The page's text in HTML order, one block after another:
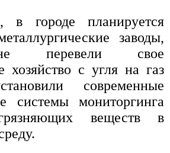
в городе планируется
заводы,
перевели свое
хозяйство с угля на газ
современные
системы мониторгинга
веществ в